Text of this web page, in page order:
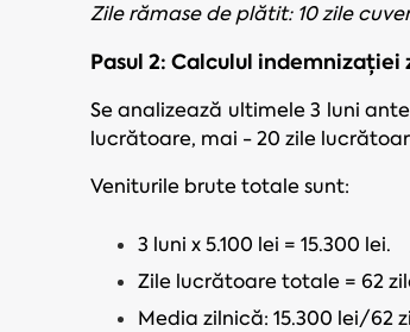
Zile rămase de plătit: 10 zile
Pasul 2: Calculul indemnizației
Se analizează ultimele 3 luni
lucrătoare, mai - 20 zile
Veniturile brute totale sunt:
3 luni x 5.100 lei = 15.300 lei.
Zile lucrătoare totale = 62
Media zilnică: 15.300 lei/62